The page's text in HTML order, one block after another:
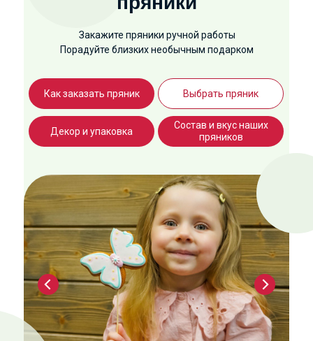
Состав и вкус наших
пряников
Декор и упаковка
Как заказать пряник Выбрать пряник
Закажите пряники ручной работы
Порадуйте близких необычным подарком